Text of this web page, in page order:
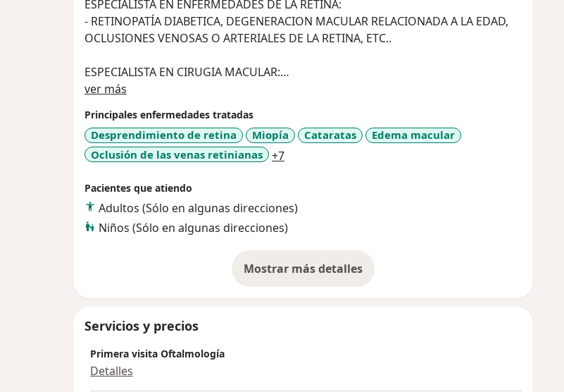
ESPECIALISTA EN ENFERMEDADES DE LA RETINA:
- RETINOPATÍA DIABETICA, DEGENERACION MACULAR RELACIONADA A LA EDAD,
OCLUSIONES VENOSAS O ARTERIALES DE LA RETINA, ETC..
ESPECIALISTA EN CIRUGIA MACULAR:
- AGUJEROS MACULARES, MEMBRANAS EPIRETINIANAS
ESPECIALISTA EN MIOPÍAS ALTAS Y DESPRENDIMIENTOS DE RETINA
ESPECIALISTA EN APLICACION DE LASER PARA EVITAR DESPRENDIMIENTOS DE
ver más
Principales enfermedades tratadas
Desprendimiento de retina Miopía Cataratas
Edema macular
Oclusión de las venas retinianas
+7a11y_sr_more_diseases
Pacientes que atiendo
Adultos (Sólo en algunas direcciones)
Niños (Sólo en algunas direcciones)
Mostrar más detalles
sobre la experiencia
Servicios y precios
Primera visita Oftalmología
Detalles